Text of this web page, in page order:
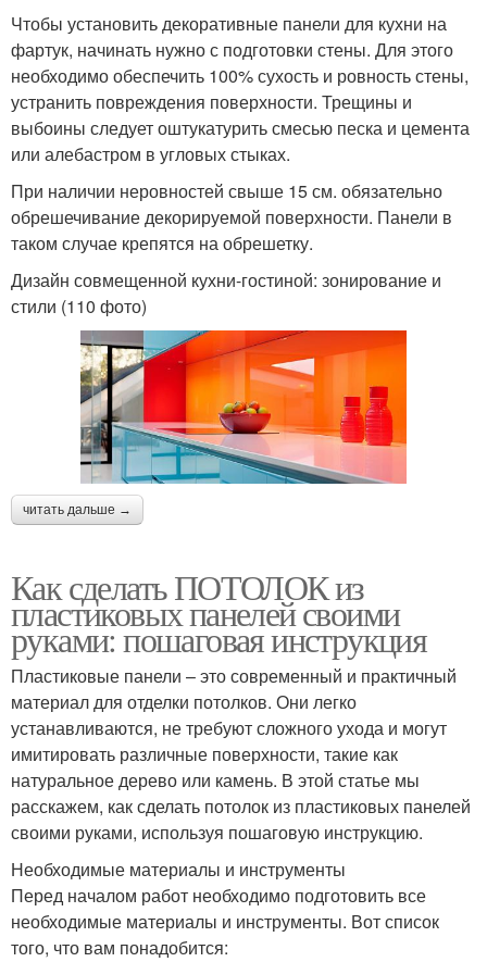
Чтобы установить декоративные панели для кухни на
фартук, начинать нужно с подготовки стены. Для этого
необходимо обеспечить 100% сухость и ровность стены,
устранить повреждения поверхности. Трещины и
выбоины следует оштукатурить смесью песка и цемента
или алебастром в угловых стыках.
При наличии неровностей свыше 15 см. обязательно
обрешечивание декорируемой поверхности. Панели в
таком случае крепятся на обрешетку.
Дизайн совмещенной кухни-гостиной: зонирование и
стили (110 фото)
читать дальше →
Как сделать ПОТОЛОК из
пластиковых панелей своими
руками: пошаговая инструкция
Пластиковые панели – это современный и практичный
материал для отделки потолков. Они легко
устанавливаются, не требуют сложного ухода и могут
имитировать различные поверхности, такие как
натуральное дерево или камень. В этой статье мы
расскажем, как сделать потолок из пластиковых панелей
своими руками, используя пошаговую инструкцию.
Необходимые материалы и инструменты
Перед началом работ необходимо подготовить все
необходимые материалы и инструменты. Вот список
того, что вам понадобится: